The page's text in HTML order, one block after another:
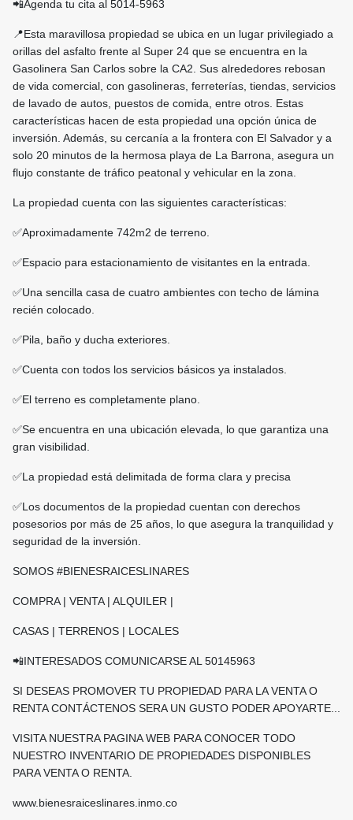
📲Agenda tu cita al 5014-5963
📍Esta maravillosa propiedad se ubica en un lugar privilegiado a
orillas del asfalto frente al Super 24 que se encuentra en la
Gasolinera San Carlos sobre la CA2. Sus alrededores rebosan
de vida comercial, con gasolineras, ferreterías, tiendas, servicios
de lavado de autos, puestos de comida, entre otros. Estas
características hacen de esta propiedad una opción única de
inversión. Además, su cercanía a la frontera con El Salvador y a
solo 20 minutos de la hermosa playa de La Barrona, asegura un
flujo constante de tráfico peatonal y vehicular en la zona. ️
La propiedad cuenta con las siguientes características:
✅️Aproximadamente 742m2 de terreno.
✅️Espacio para estacionamiento de visitantes en la entrada.
✅️Una sencilla casa de cuatro ambientes con techo de lámina
recién colocado.
✅️Pila, baño y ducha exteriores.
✅️Cuenta con todos los servicios básicos ya instalados.
✅️El terreno es completamente plano.
✅️Se encuentra en una ubicación elevada, lo que garantiza una
gran visibilidad.
✅️La propiedad está delimitada de forma clara y precisa
✅️Los documentos de la propiedad cuentan con derechos
posesorios por más de 25 años, lo que asegura la tranquilidad y
seguridad de la inversión.
SOMOS #BIENESRAICESLINARES
COMPRA | VENTA | ALQUILER |
CASAS | TERRENOS | LOCALES
📲INTERESADOS COMUNICARSE AL 50145963
SI DESEAS PROMOVER TU PROPIEDAD PARA LA VENTA O
RENTA CONTÁCTENOS SERA UN GUSTO PODER APOYARTE...
VISITA NUESTRA PAGINA WEB PARA CONOCER TODO
NUESTRO INVENTARIO DE PROPIEDADES DISPONIBLES
PARA VENTA O RENTA.
www.bienesraiceslinares.inmo.co